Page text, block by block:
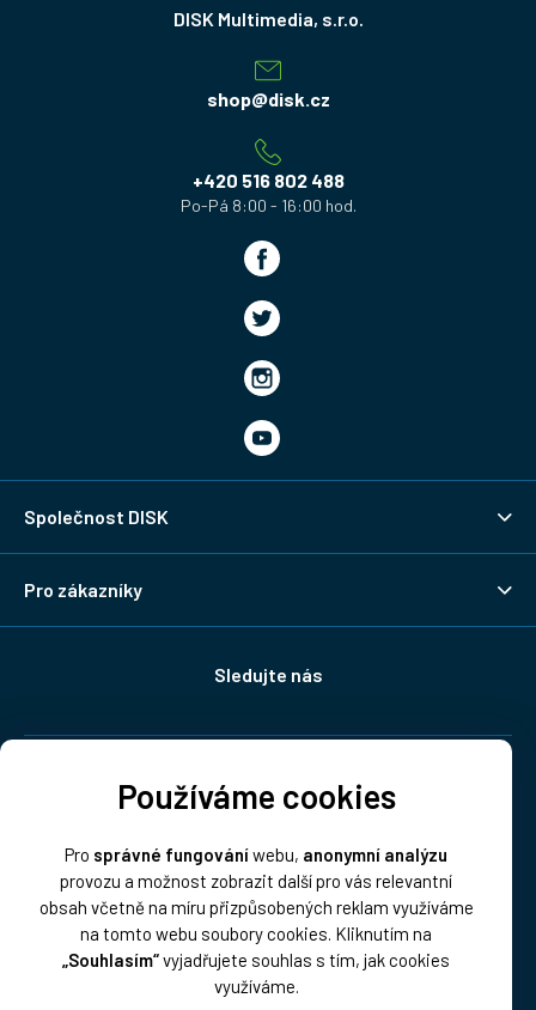
Používáme cookies
Pro správné fungováníwebu, anonymní analýzu
provozu a možnost zobrazit další pro vás relevantní
obsah včetně na míru přizpůsobených reklam využíváme
na tomto webu soubory cookies. Kliknutím na
„Souhlasím“vyjadřujete souhlas s tím, jak cookies
využíváme.
shop@disk.cz
+420 516 802 488
Společnost DISK
Pro zákazníky
Sledujte nás
Platba: